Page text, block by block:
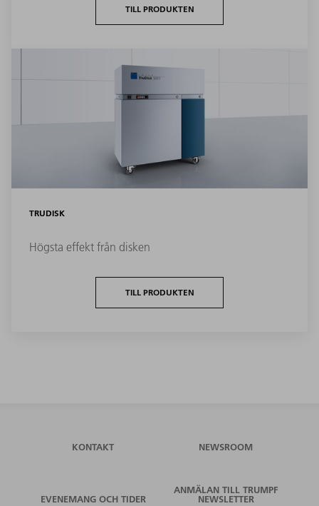
TILL PRODUKTEN
TRUDISK
Högsta effekt från disken
TILL PRODUKTEN
KONTAKT NEWSROOM
EVENEMANG OCH TIDER
ANMÄLAN TILL TRUMPF
NEWSLETTER